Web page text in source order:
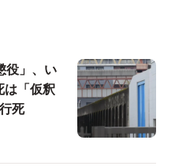
役」、い
は「仮釈
死